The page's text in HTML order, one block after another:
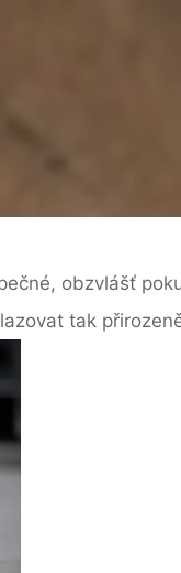
obzvlášť
tak